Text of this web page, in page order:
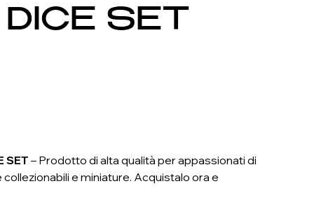
SET
SET – Prodotto di alta qualità per appassionati di
e miniature. Acquistalo ora e